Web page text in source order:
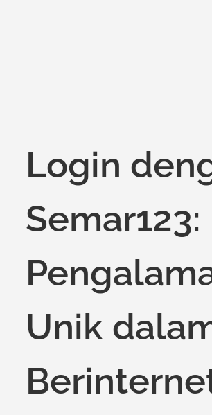
Login
Semar123:
Unik